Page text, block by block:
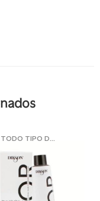
PARA TODO TIPO DE CABELLOS